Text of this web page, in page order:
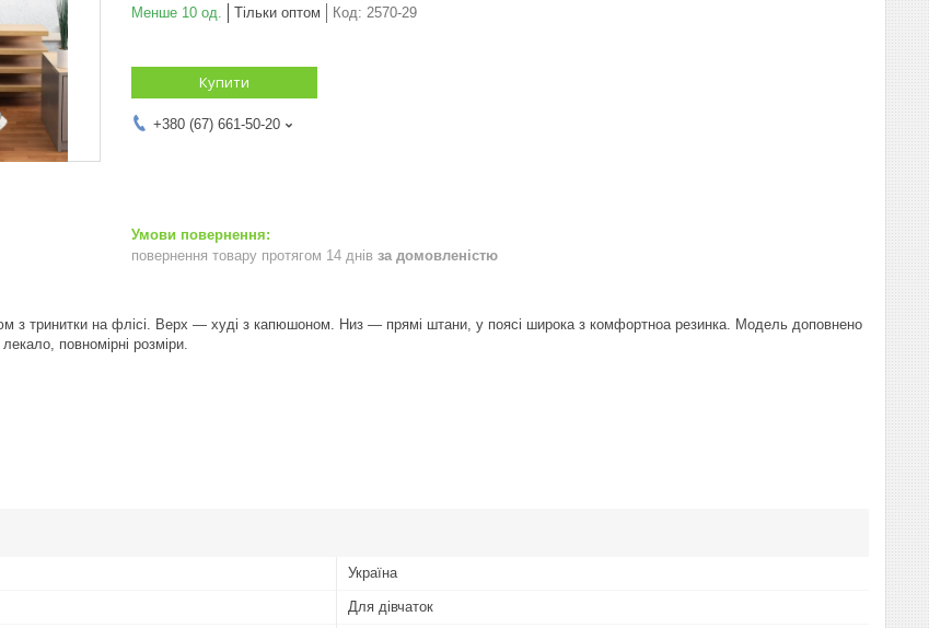
Менше 10 од. Тільки оптом Код: 2570-29
Купити
+380 (67) 661-50-20
повернення товару протягом 14 днів за домовленістю
з тринитки на флісі. Верх — худі з капюшоном. Низ — прямі штани, у поясі широка з комфортноа резинка. Модель доповнено
повномірні розміри.
Україна
Для дівчаток